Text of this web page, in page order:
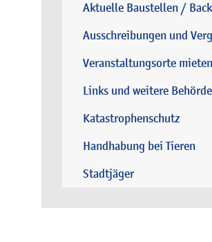
Aktuelle Baustellen /
Ausschreibungen und
Veranstaltungsorte mieten
Links und weitere
Katastrophenschutz
Handhabung bei Tieren
Stadtjäger